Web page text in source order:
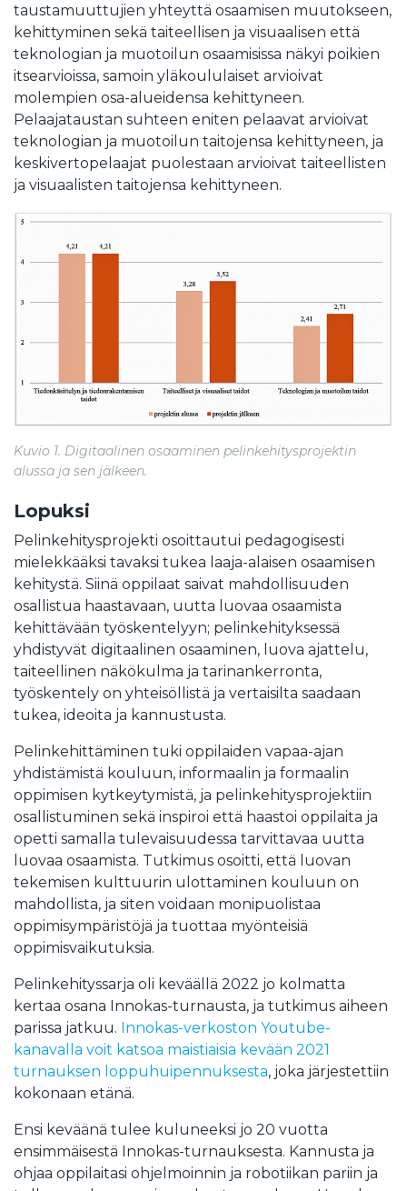
taustamuuttujien yhteyttä osaamisen muutokseen,
kehittyminen sekä taiteellisen ja visuaalisen että
teknologian ja muotoilun osaamisissa näkyi poikien
itsearvioissa, samoin yläkoululaiset arvioivat
molempien osa-alueidensa kehittyneen.
Pelaajataustan suhteen eniten pelaavat arvioivat
teknologian ja muotoilun taitojensa kehittyneen, ja
keskivertopelaajat puolestaan arvioivat taiteellisten
ja visuaalisten taitojensa kehittyneen.
Kuvio 1. Digitaalinen osaaminen pelinkehitysprojektin
alussa ja sen jälkeen.
Lopuksi
Pelinkehitysprojekti osoittautui pedagogisesti
mielekkääksi tavaksi tukea laaja-alaisen osaamisen
kehitystä. Siinä oppilaat saivat mahdollisuuden
osallistua haastavaan, uutta luovaa osaamista
kehittävään työskentelyyn; pelinkehityksessä
yhdistyvät digitaalinen osaaminen, luova ajattelu,
taiteellinen näkökulma ja tarinankerronta,
työskentely on yhteisöllistä ja vertaisilta saadaan
tukea, ideoita ja kannustusta.
Pelinkehittäminen tuki oppilaiden vapaa-ajan
yhdistämistä kouluun, informaalin ja formaalin
oppimisen kytkeytymistä, ja pelinkehitysprojektiin
osallistuminen sekä inspiroi että haastoi oppilaita ja
opetti samalla tulevaisuudessa tarvittavaa uutta
luovaa osaamista. Tutkimus osoitti, että luovan
tekemisen kulttuurin ulottaminen kouluun on
mahdollista, ja siten voidaan monipuolistaa
oppimisympäristöjä ja tuottaa myönteisiä
oppimisvaikutuksia.
Pelinkehityssarja oli keväällä 2022 jo kolmatta
kertaa osana Innokas-turnausta, ja tutkimus aiheen
parissa jatkuu. Innokas-verkoston Youtube-
kanavalla voit katsoa maistiaisia kevään 2021
turnauksen loppuhuipennuksesta, joka järjestettiin
kokonaan etänä.
Ensi keväänä tulee kuluneeksi jo 20 vuotta
ensimmäisestä Innokas-turnauksesta. Kannusta ja
ohjaa oppilaitasi ohjelmoinnin ja robotiikan pariin ja